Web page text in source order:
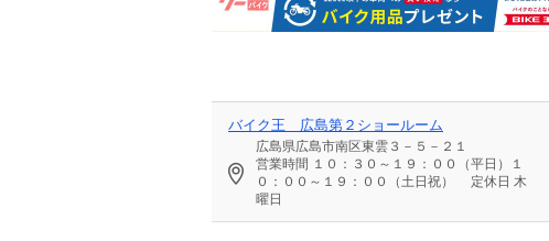
バイク王 広島第２ショールーム
広島県広島市南区東雲３－５－２１
営業時間 １０：３０～１９：００（平日）１
０：００～１９：００（土日祝）
定休日 木
曜日